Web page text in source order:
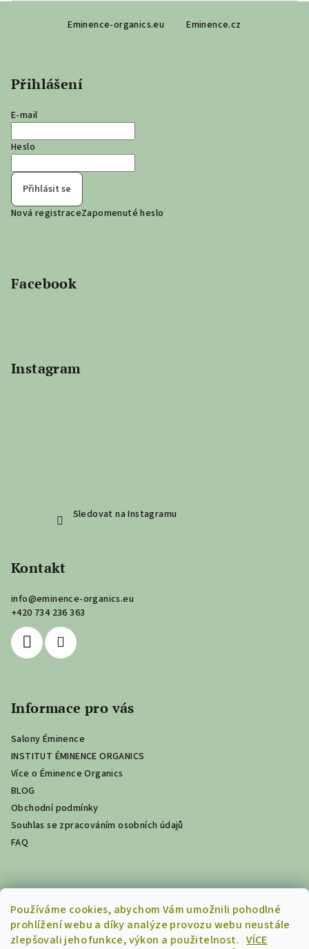
Používáme cookies, abychom Vám umožnili pohodlné
prohlížení webu a díky analýze provozu webu neustále
zlepšovali jeho funkce, výkon a použitelnost.VÍCE
Eminence-organics.eu Eminence.cz
Přihlášení
E-mail
Heslo
Přihlásit se
Nová registraceZapomenuté heslo
Facebook
Instagram
Sledovat na Instagramu
Kontakt
info@eminence-organics.eu
+420 734 236 363
Informace pro vás
Salony Éminence
INSTITUT ÉMINENCE ORGANICS
Více o Éminence Organics
BLOG
Obchodní podmínky
Souhlas se zpracováním osobních údajů
FAQ
Poslední hodnocení produktů